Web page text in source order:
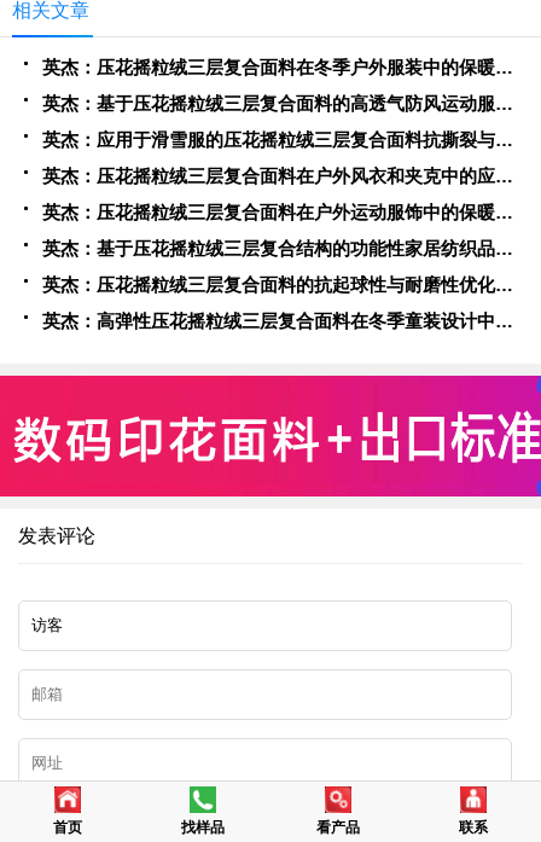
相关文章
英杰：压花摇粒绒三层复合面料在冬季户外服装中的保暖性能优化研究
英杰：基于压花摇粒绒三层复合面料的高透气防风运动服饰开发
英杰：应用于滑雪服的压花摇粒绒三层复合面料抗撕裂与耐磨性提升技术
英杰：压花摇粒绒三层复合面料在户外风衣和夹克中的应用与性能
英杰：压花摇粒绒三层复合面料在户外运动服饰中的保暖与透气性能研究
英杰：基于压花摇粒绒三层复合结构的功能性家居纺织品开发与应用
英杰：压花摇粒绒三层复合面料的抗起球性与耐磨性优化技术分析
英杰：高弹性压花摇粒绒三层复合面料在冬季童装设计中的应用实践
发表评论
首页 找样品 看产品 联系